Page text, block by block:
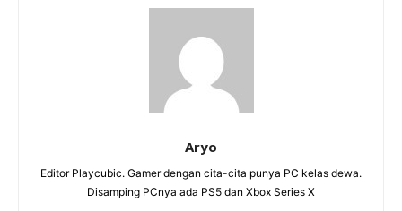
Aryo
Editor Playcubic. Gamer dengan cita-cita punya PC kelas dewa.
Disamping PCnya ada PS5 dan Xbox Series X